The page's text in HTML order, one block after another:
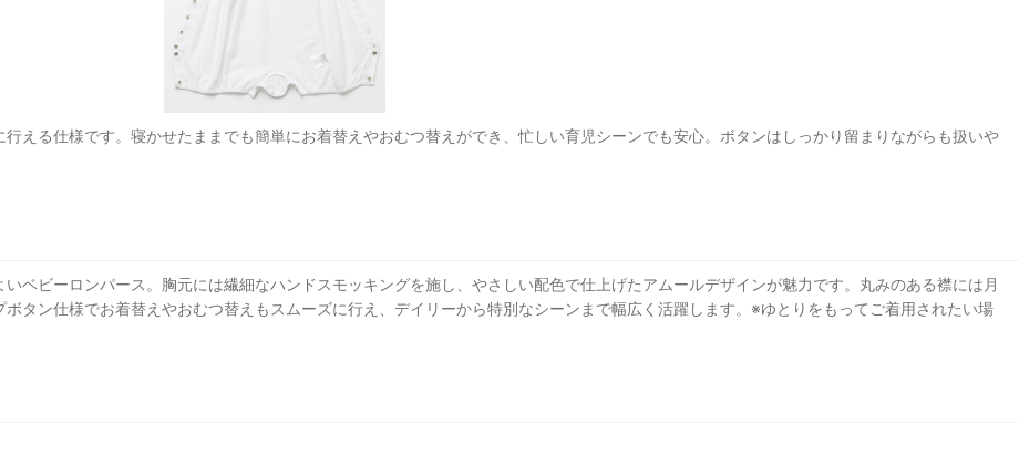
える仕様です。寝かせたままでも簡単にお着替えやおむつ替えができ、忙しい育児シーンでも安心。ボタンはしっかり留まりながらも扱いや
ベビーロンパース。胸元には繊細なハンドスモッキングを施し、やさしい配色で仕上げたアムールデザインが魅力です。丸みのある襟には月
タン仕様でお着替えやおむつ替えもスムーズに行え、デイリーから特別なシーンまで幅広く活躍します。※ゆとりをもってご着用されたい場